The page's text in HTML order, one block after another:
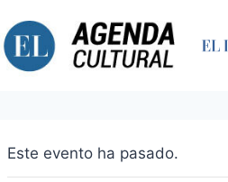
al
contenido
Este evento ha pasado.